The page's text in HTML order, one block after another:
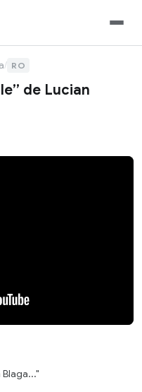
/ RO
de Lucian